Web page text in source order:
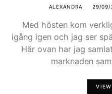
ALEXANDRA 29/09/
Med hösten kom
igång igen och jag ser
Här ovan har jag
marknaden